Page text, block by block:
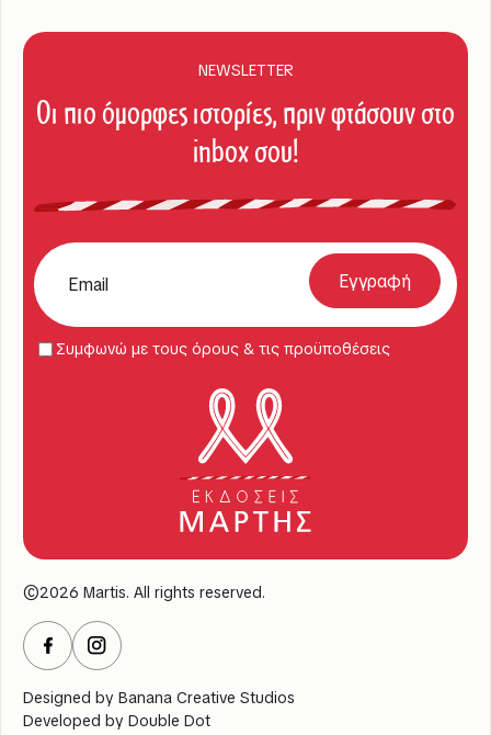
NEWSLETTER
Οι πιο όμορφες ιστορίες, πριν φτάσουν στο
inbox σου!
Συμφωνώ με τους όρους & τις προϋποθέσεις
©2026 Martis. All rights reserved.
Designed by Banana Creative Studios
Developed by Double Dot